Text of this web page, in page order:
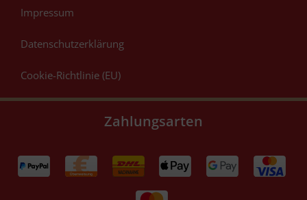
Impressum
Datenschutzerklärung
Cookie-Richtlinie (EU)
Zahlungsarten